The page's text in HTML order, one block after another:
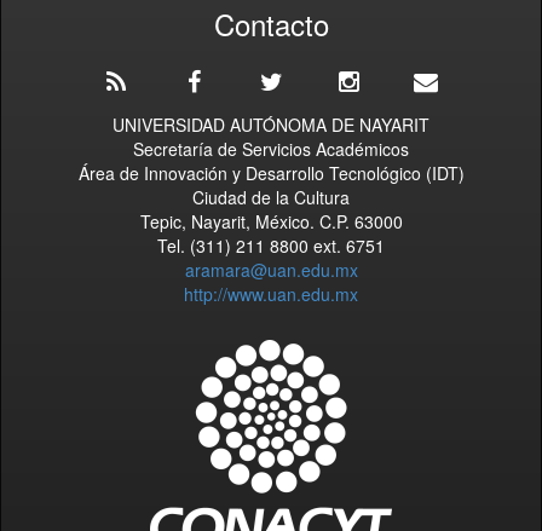
Contacto
UNIVERSIDAD AUTÓNOMA DE NAYARIT
Secretaría de Servicios Académicos
Área de Innovación y Desarrollo Tecnológico (IDT)
Ciudad de la Cultura
Tepic, Nayarit, México. C.P. 63000
Tel. (311) 211 8800 ext. 6751
aramara@uan.edu.mx
http://www.uan.edu.mx